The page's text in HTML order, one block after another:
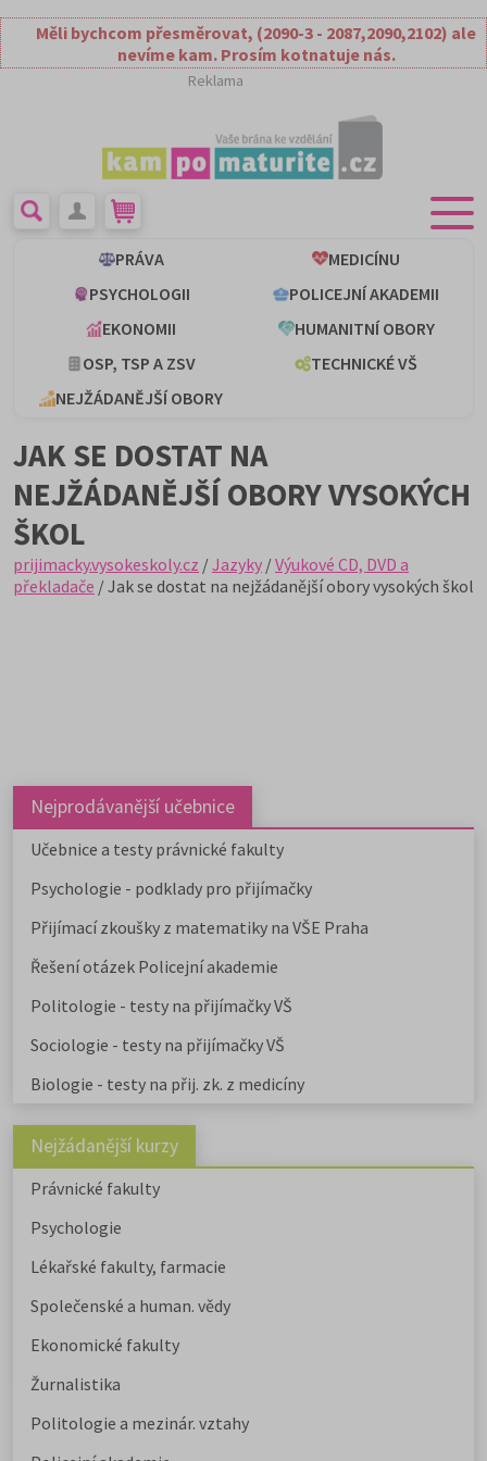
Měli bychcom přesměrovat, (2090-3 - 2087,2090,2102) ale
nevíme kam. Prosím kotnatuje nás.
Reklama
PRÁVA
MEDICÍNU
PSYCHOLOGII
POLICEJNÍ AKADEMII
EKONOMII
HUMANITNÍ OBORY
OSP, TSP A ZSV
TECHNICKÉ VŠ
NEJŽÁDANĚJŠÍ OBORY
JAK SE DOSTAT NA
NEJŽÁDANĚJŠÍ OBORY VYSOKÝCH
ŠKOL
prijimacky.vysokeskoly.cz /Jazyky /Výukové CD, DVD a
překladače / Jak se dostat na nejžádanější obory vysokých škol
Nejprodávanější učebnice
Učebnice a testy právnické fakulty
Psychologie - podklady pro přijímačky
Přijímací zkoušky z matematiky na VŠE Praha
Řešení otázek Policejní akademie
Politologie - testy na přijímačky VŠ
Sociologie - testy na přijímačky VŠ
Biologie - testy na přij. zk. z medicíny
Nejžádanější kurzy
Právnické fakulty
Psychologie
Lékařské fakulty, farmacie
Společenské a human. vědy
Ekonomické fakulty
Žurnalistika
Politologie a mezinár. vztahy